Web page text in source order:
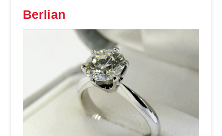
Berlian